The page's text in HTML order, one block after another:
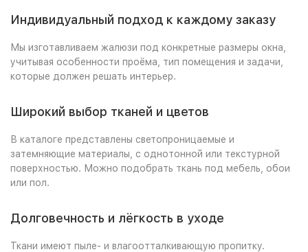
Индивидуальный подход к каждому заказу
Мы изготавливаем жалюзи под конкретные размеры окна,
учитывая особенности проёма, тип помещения и задачи,
которые должен решать интерьер.
Широкий выбор тканей и цветов
В каталоге представлены светопроницаемые и
затемняющие материалы, с однотонной или текстурной
поверхностью. Можно подобрать ткань под мебель, обои
или пол.
Долговечность и лёгкость в уходе
Ткани имеют пыле- и влагоотталкивающую пропитку.